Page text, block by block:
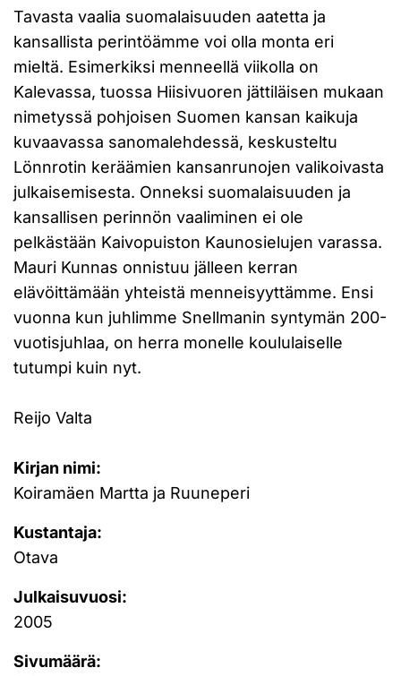
Tavasta vaalia suomalaisuuden aatetta ja
kansallista perintöämme voi olla monta eri
mieltä. Esimerkiksi menneellä viikolla on
Kalevassa, tuossa Hiisivuoren jättiläisen mukaan
nimetyssä pohjoisen Suomen kansan kaikuja
kuvaavassa sanomalehdessä, keskusteltu
Lönnrotin keräämien kansanrunojen valikoivasta
julkaisemisesta. Onneksi suomalaisuuden ja
kansallisen perinnön vaaliminen ei ole
pelkästään Kaivopuiston Kaunosielujen varassa.
Mauri Kunnas onnistuu jälleen kerran
elävöittämään yhteistä menneisyyttämme. Ensi
vuonna kun juhlimme Snellmanin syntymän 200-
vuotisjuhlaa, on herra monelle koululaiselle
tutumpi kuin nyt.
Reijo Valta
Kirjan nimi:
Koiramäen Martta ja Ruuneperi
Kustantaja:
Otava
Julkaisuvuosi:
2005
Sivumäärä: